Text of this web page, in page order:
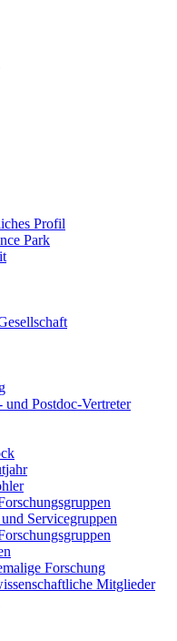
Profil
Park
und Postdoc-Vertreter
Servicegruppen
Forschung
Mitglieder